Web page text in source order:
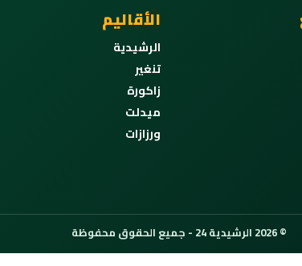
الأقاليم
الرشيدية
تنغير
زاكورة
ميدلت
ورزازات
© 2026 الرشيدية 24 - جميع الحقوق محفوظة